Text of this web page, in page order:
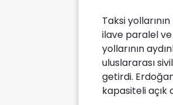
Taksi
ilave paralel
yollarının
uluslararası
getirdi.
kapasiteli